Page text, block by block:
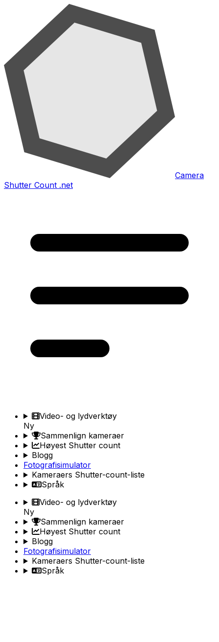
Camera
Shutter Count .net
Video- og lydverktøy
Ny
Sammenlign kameraer
Høyest Shutter count
Blogg
Fotografisimulator
Kameraers Shutter-count-liste
Språk
Video- og lydverktøy
Ny
Sammenlign kameraer
Høyest Shutter count
Blogg
Fotografisimulator
Kameraers Shutter-count-liste
Språk